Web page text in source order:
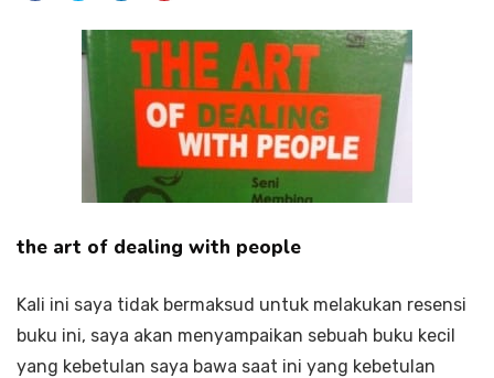
the art of dealing with people
Kali ini saya tidak bermaksud untuk melakukan resensi
buku ini, saya akan menyampaikan sebuah buku kecil
yang kebetulan saya bawa saat ini yang kebetulan